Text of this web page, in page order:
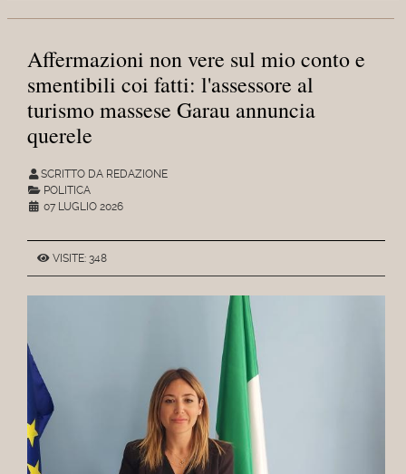
Affermazioni non vere sul mio conto e
smentibili coi fatti: l'assessore al
turismo massese Garau annuncia
querele
SCRITTO DA REDAZIONE
POLITICA
07 LUGLIO 2026
VISITE: 348